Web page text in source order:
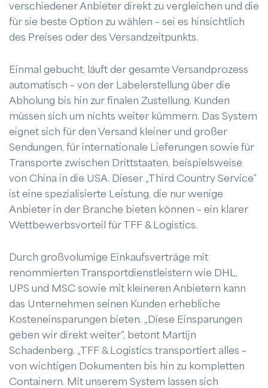
verschiedener Anbieter direkt zu vergleichen und die
für sie beste Option zu wählen – sei es hinsichtlich
des Preises oder des Versandzeitpunkts.
Einmal gebucht, läuft der gesamte Versandprozess
automatisch – von der Labelerstellung über die
Abholung bis hin zur finalen Zustellung. Kunden
müssen sich um nichts weiter kümmern. Das System
eignet sich für den Versand kleiner und großer
Sendungen, für internationale Lieferungen sowie für
Transporte zwischen Drittstaaten, beispielsweise
von China in die USA. Dieser „Third Country Service“
ist eine spezialisierte Leistung, die nur wenige
Anbieter in der Branche bieten können – ein klarer
Wettbewerbsvorteil für TFF & Logistics.
Durch großvolumige Einkaufsverträge mit
renommierten Transportdienstleistern wie DHL,
UPS und MSC sowie mit kleineren Anbietern kann
das Unternehmen seinen Kunden erhebliche
Kosteneinsparungen bieten. „Diese Einsparungen
geben wir direkt weiter“, betont Martijn
Schadenberg. „TFF & Logistics transportiert alles –
von wichtigen Dokumenten bis hin zu kompletten
Containern. Mit unserem System lassen sich